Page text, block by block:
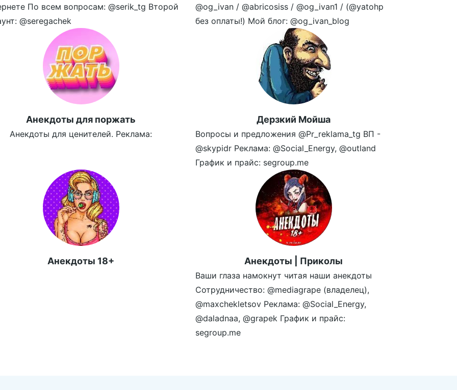
По всем вопросам: @serik_tg Второй
@seregachek
@og_ivan / @abricosiss / @og_ivan1 / (@yatohp
без оплаты!) Мой блог: @og_ivan_blog
Aнекдоты для поржать
Анекдоты для ценителей. Реклама:
Дерзкий Мойша
Вопросы и предложения @Pr_reklama_tg ВП -
@skypidr Реклама: @Social_Energy, @outland
График и прайс: segroup.me
Анекдоты 18+ Анекдоты | Приколы
Ваши глаза намокнут читая наши анекдоты
Сотрудничество: @mediagrape (владелец),
@maxchekletsov Реклама: @Social_Energy,
@daladnaa, @grapek График и прайс:
segroup.me